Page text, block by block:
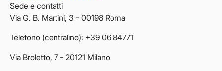
Sede e contatti
Via G. B. Martini, 3 - 00198 Roma
Telefono (centralino): +39 06 84771
Via Broletto, 7 - 20121 Milano